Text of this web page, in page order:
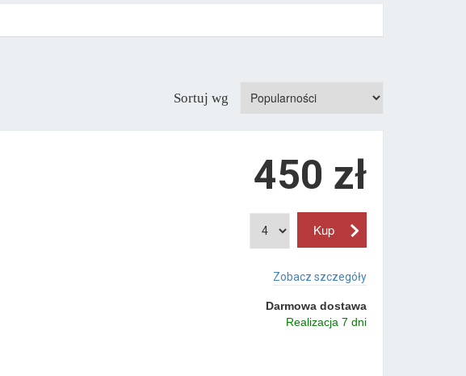
Sortuj wg
450 zł
Zobacz szczegóły
Darmowa dostawa
Realizacja 7 dni